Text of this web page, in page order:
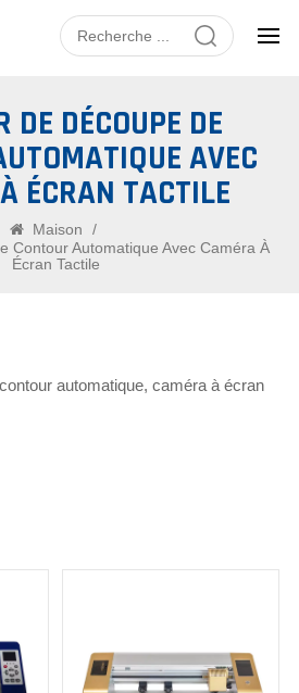
DE DÉCOUPE DE
AVEC
ÉCRAN TACTILE
Maison
/
Contour Automatique Avec Caméra À
Écran Tactile
automatique, caméra à écran